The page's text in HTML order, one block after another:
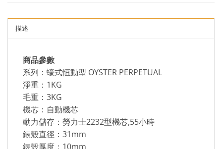
描述
商品參數
系列：蠔式恒動型 OYSTER PERPETUAL
淨重：1KG
毛重：3KG
機芯：自動機芯
動力儲存：勞力士2232型機芯,55小時
錶殼直徑：31mm
錶殼厚度：10mm